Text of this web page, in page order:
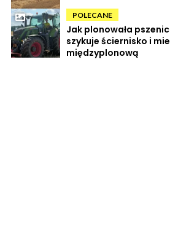
POLECANE
Jak plonowała
szykuje ściernisko i
międzyplonową